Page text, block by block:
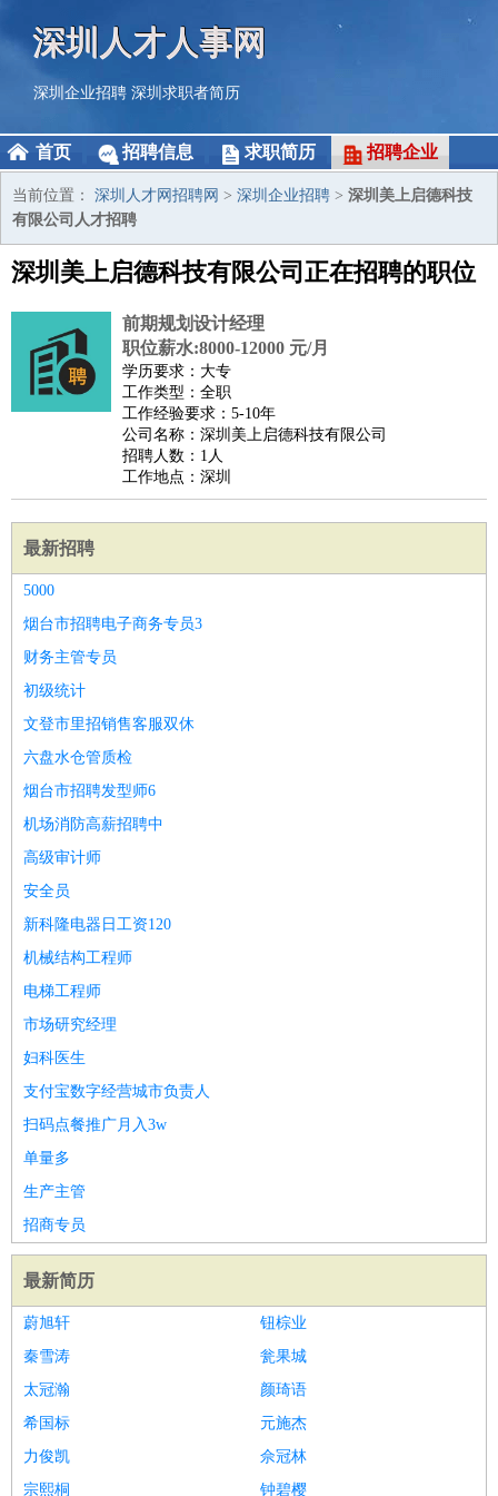
深圳人才人事网
深圳企业招聘 深圳求职者简历
首页 招聘信息 求职简历 招聘企业
当前位置： 深圳人才网招聘网 > 深圳企业招聘 > 深圳美上启德科技
有限公司人才招聘
深圳美上启德科技有限公司正在招聘的职位
前期规划设计经理
职位薪水:8000-12000 元/月
学历要求：大专
工作类型：全职
工作经验要求：5-10年
公司名称：深圳美上启德科技有限公司
招聘人数：1人
工作地点：深圳
最新招聘
5000
烟台市招聘电子商务专员3
财务主管专员
初级统计
文登市里招销售客服双休
六盘水仓管质检
烟台市招聘发型师6
机场消防高薪招聘中
高级审计师
安全员
新科隆电器日工资120
机械结构工程师
电梯工程师
市场研究经理
妇科医生
支付宝数字经营城市负责人
扫码点餐推广月入3w
单量多
生产主管
招商专员
最新简历
蔚旭轩
钮棕业
秦雪涛
瓮果城
太冠瀚
颜琦语
希国标
元施杰
力俊凯
佘冠林
宗熙桐
钟碧樱